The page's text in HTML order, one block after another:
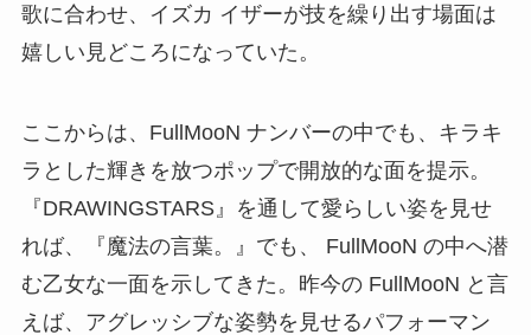
歌に合わせ、イズカ イザーが技を繰り出す場面は
嬉しい見どころになっていた。
ここからは、FullMooN ナンバーの中でも、キラキ
ラとした輝きを放つポップで開放的な面を提示。
『DRAWINGSTARS』を通して愛らしい姿を見せ
れば、『魔法の言葉。』でも、 FullMooN の中へ潜
む乙女な一面を示してきた。昨今の FullMooN と言
えば、アグレッシブな姿勢を見せるパフォーマン